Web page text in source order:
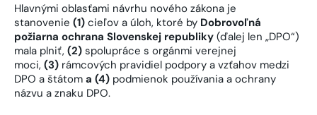
Hlavnými oblasťami návrhu nového zákona je
stanovenie (1) cieľov a úloh, ktoré by Dobrovoľná
požiarna ochrana Slovenskej republiky (ďalej len „DPO“)
mala plniť, (2) spolupráce s orgánmi verejnej
moci, (3) rámcových pravidiel podpory a vzťahov medzi
DPO a štátom a (4) podmienok používania a ochrany
názvu a znaku DPO.